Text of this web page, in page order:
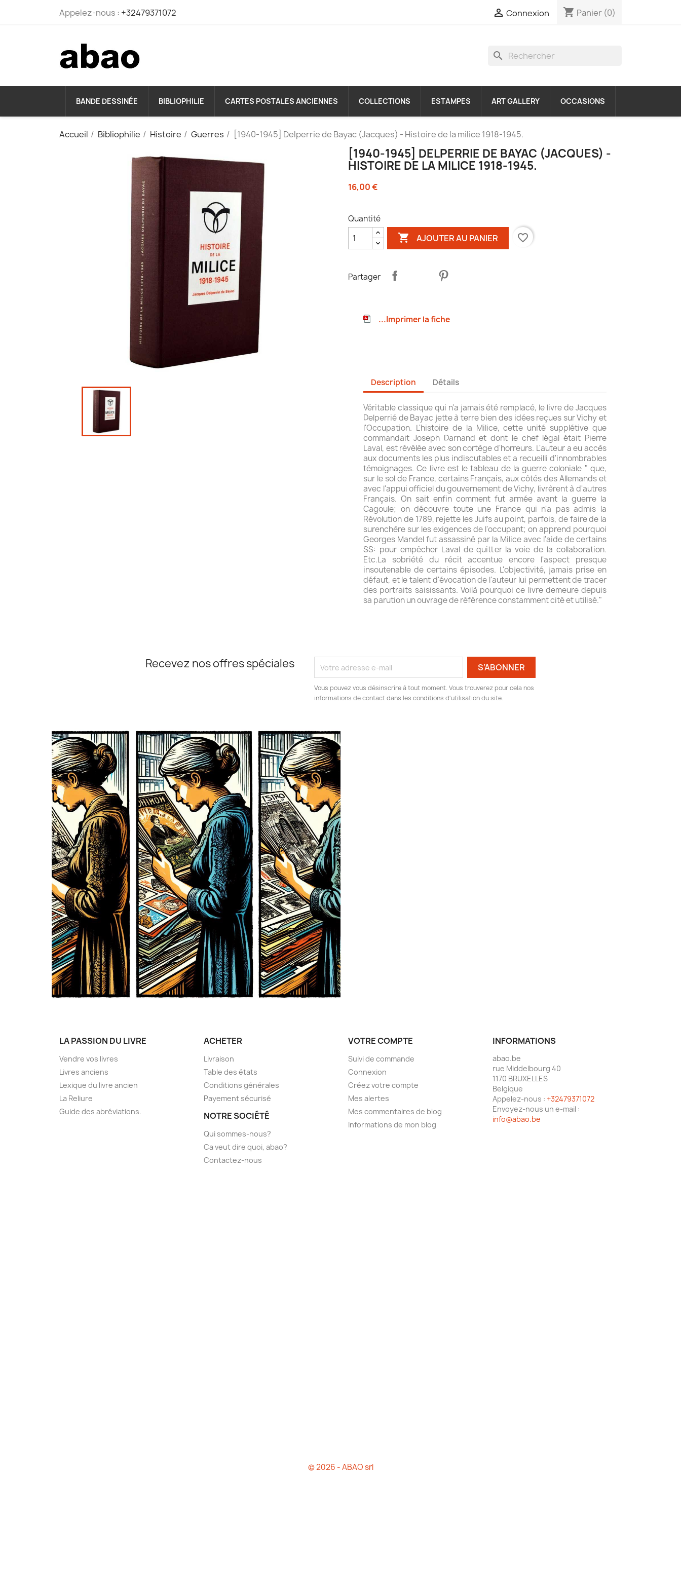
Appelez-nous : +32479371072  Connexion shopping_cart Panier (0)
search
BANDE DESSINÉE BIBLIOPHILIE CARTES POSTALES ANCIENNES COLLECTIONS ESTAMPES ART GALLERY OCCASIONS
Accueil Bibliophilie Histoire Guerres [1940-1945] Delperrie de Bayac (Jacques) - Histoire de la milice 1918-1945.
[1940-1945] DELPERRIE DE BAYAC (JACQUES) -
HISTOIRE DE LA MILICE 1918-1945.
16,00 €
Quantité
 AJOUTER AU PANIER favorite_border
Partager
...Imprimer la fiche
Description Détails
Véritable classique qui n'a jamais été remplacé, le livre de Jacques
Delperrié de Bayac jette à terre bien des idées reçues sur Vichy et
l'Occupation. L'histoire de la Milice, cette unité supplétive que
commandait Joseph Darnand et dont le chef légal était Pierre
Laval, est révélée avec son cortège d'horreurs. L'auteur a eu accès
aux documents les plus indiscutables et a recueilli d'innombrables
témoignages. Ce livre est le tableau de la guerre coloniale " que,
sur le sol de France, certains Français, aux côtés des Allemands et
avec l'appui officiel du gouvernement de Vichy, livrèrent à d'autres
Français. On sait enfin comment fut armée avant la guerre la
Cagoule; on découvre toute une France qui n'a pas admis la
Révolution de 1789, rejette les Juifs au point, parfois, de faire de la
surenchère sur les exigences de l'occupant; on apprend pourquoi
Georges Mandel fut assassiné par la Milice avec l'aide de certains
SS: pour empêcher Laval de quitter la voie de la collaboration.
Etc.La sobriété du récit accentue encore l'aspect presque
insoutenable de certains épisodes. L'objectivité, jamais prise en
défaut, et le talent d'évocation de l'auteur lui permettent de tracer
des portraits saisissants. Voilà pourquoi ce livre demeure depuis
sa parution un ouvrage de référence constamment cité et utilisé."
Recevez nos offres spéciales
Vous pouvez vous désinscrire à tout moment. Vous trouverez pour cela nos
informations de contact dans les conditions d'utilisation du site.
LA PASSION DU LIVRE
Vendre vos livres
Livres anciens
Lexique du livre ancien
La Reliure
Guide des abréviations.
ACHETER
Livraison
Table des états
Conditions générales
Payement sécurisé
NOTRE SOCIÉTÉ
Qui sommes-nous?
Ca veut dire quoi, abao?
Contactez-nous
VOTRE COMPTE
Suivi de commande
Connexion
Créez votre compte
Mes alertes
Mes commentaires de blog
Informations de mon blog
INFORMATIONS
abao.be
rue Middelbourg 40
1170 BRUXELLES
Belgique
Appelez-nous : +32479371072
Envoyez-nous un e-mail :
info@abao.be
© 2026 - ABAO srl